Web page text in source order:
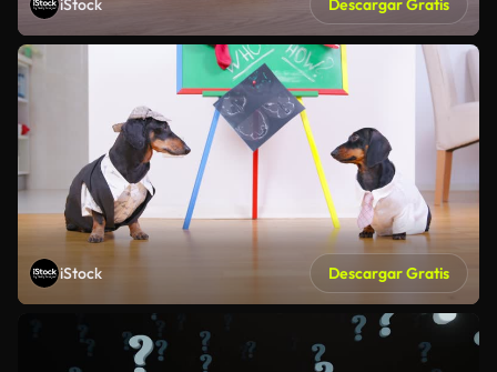
iStock Descargar Gratis
iStock Descargar Gratis